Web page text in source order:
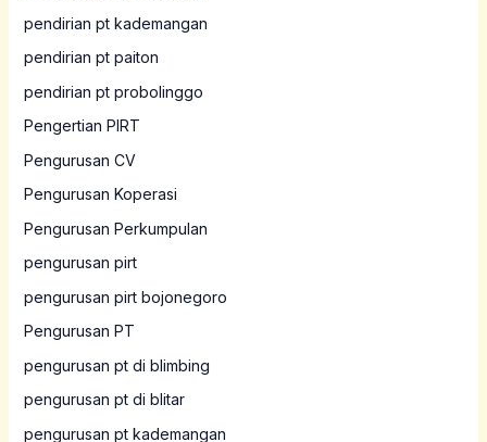
pendirian pt kademangan
pendirian pt paiton
pendirian pt probolinggo
Pengertian PIRT
Pengurusan CV
Pengurusan Koperasi
Pengurusan Perkumpulan
pengurusan pirt
pengurusan pirt bojonegoro
Pengurusan PT
pengurusan pt di blimbing
pengurusan pt di blitar
pengurusan pt kademangan